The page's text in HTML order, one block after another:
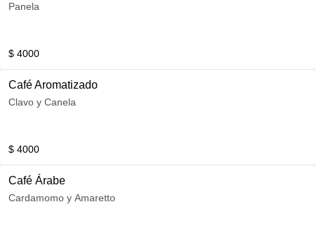
Panela
$ 4000
Café Aromatizado
Clavo y Canela
$ 4000
Café Árabe
Cardamomo y Amaretto